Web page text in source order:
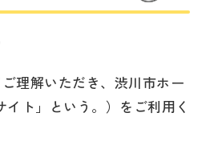
理解いただき、渋川市ホー
ト」という。）をご利用く